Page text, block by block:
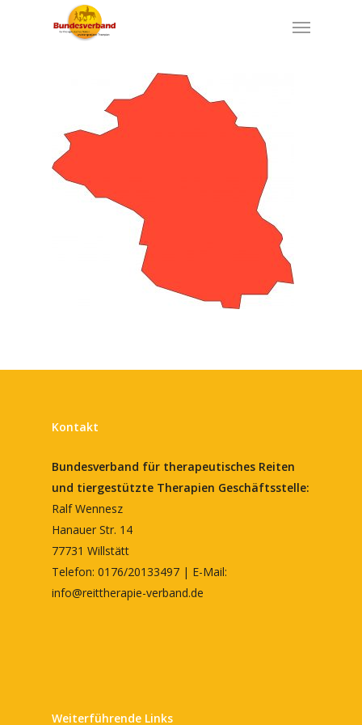
Kontakt
Bundesverband für therapeutisches Reiten
und tiergestützte Therapien Geschäftsstelle:
Ralf Wennesz
Hanauer Str. 14
77731 Willstätt
Telefon: 0176/20133497 | E-Mail:
info@reittherapie-verband.de
Weiterführende Links